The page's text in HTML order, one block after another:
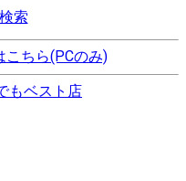
索
こちら(PCのみ)
もベスト店